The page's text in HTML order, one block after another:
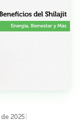
2025